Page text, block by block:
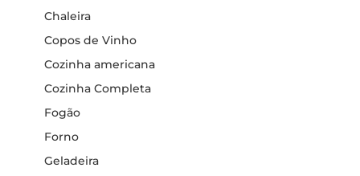
Chaleira
Copos de Vinho
Cozinha americana
Cozinha Completa
Fogão
Forno
Geladeira